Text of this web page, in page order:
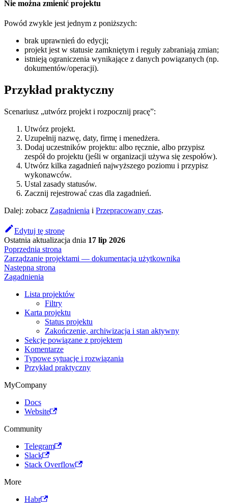
Nie można zmienić projektu
Powód zwykle jest jednym z poniższych:
brak uprawnień do edycji;
projekt jest w statusie zamkniętym i reguły zabraniają zmian;
istnieją ograniczenia wynikające z danych powiązanych (np.
dokumentów/operacji).
Przykład praktyczny
Scenariusz „utwórz projekt i rozpocznij pracę”:
Utwórz projekt.
Uzupełnij nazwę, daty, firmę i menedżera.
Dodaj uczestników projektu: albo ręcznie, albo przypisz
zespół do projektu (jeśli w organizacji używa się zespołów).
Utwórz kilka zagadnień najwyższego poziomu i przypisz
wykonawców.
Ustal zasady statusów.
Zacznij rejestrować czas dla zagadnień.
Dalej: zobacz Zagadnienia i Przepracowany czas.
Edytuj tę stronę
Ostatnia aktualizacja dnia 17 lip 2026
Poprzednia strona
Zarządzanie projektami — dokumentacja użytkownika
Następna strona
Zagadnienia
Lista projektów
Filtry
Karta projektu
Status projektu
Zakończenie, archiwizacja i stan aktywny
Sekcje powiązane z projektem
Komentarze
Typowe sytuacje i rozwiązania
Przykład praktyczny
MyCompany
Docs
Website
Community
Telegram
Slack
Stack Overflow
More
Habr